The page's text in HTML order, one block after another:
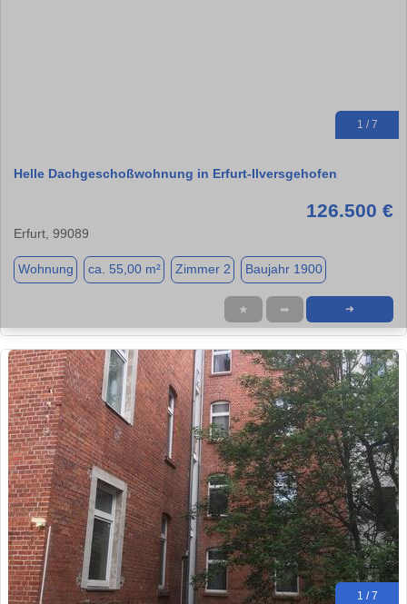
1 / 7
Helle Dachgeschoßwohnung in Erfurt-Ilversgehofen
126.500 €
Erfurt, 99089
Wohnung ca. 55,00 m² Zimmer 2 Baujahr 1900
★ ➦ ➜
1 / 7